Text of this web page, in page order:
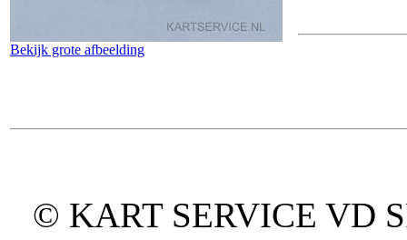
Bekijk grote afbeelding
© KART SERVICE VD